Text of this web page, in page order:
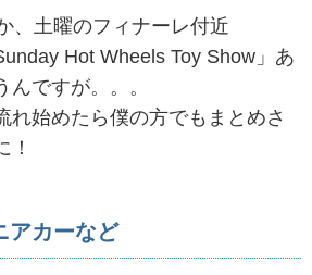
、土曜のフィナーレ付近
Hot Wheels Toy Show」あ
ですが。。。
れ始めたら僕の方でもまとめさ
！
アカーなど